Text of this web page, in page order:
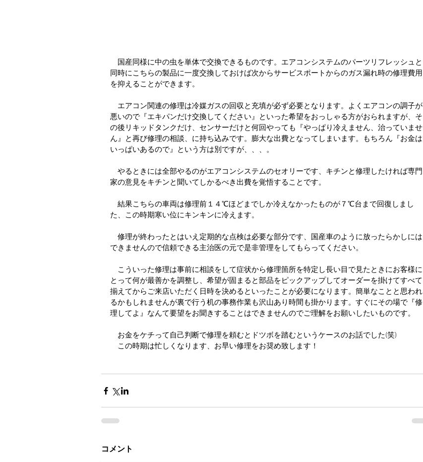
国産同様に中の虫を単体で交換できるものです。エアコンシステムのパーツリフレッシュと
同時にこちらの製品に一度交換しておけば次からサービスポートからのガス漏れ時の修理費用
を抑えることができます。
エアコン関連の修理は冷媒ガスの回収と充填が必ず必要となります。よくエアコンの調子が
悪いので『エキパンだけ交換してください』といった希望をおっしゃる方がおられますが、そ
の後リキッドタンクだけ、センサーだけと何回やっても『やっぱり冷えません、治っていませ
ん』と再び修理の相談、に持ち込みです。膨大な出費となってしまいます。もちろん『お金は
いっぱいあるので』という方は別ですが、、、。
やるときには全部やるのがエアコンシステムのセオリーです、キチンと修理したければ専門
家の意見をキチンと聞いてしかるべき出費を覚悟することです。
結果こちらの車両は修理前１４℃ほどまでしか冷えなかったものが７℃台まで回復しまし
た、この時期寒い位にキンキンに冷えます。
修理が終わったとはいえ定期的な点検は必要な部分です、国産車のように放ったらかしには
できませんので信頼できる主治医の元で是非管理をしてもらってください。
こういった修理は事前に相談をして症状から修理箇所を特定し長い目で見たときにお客様に
とって何が最善かを調整し、希望が固まると部品をピックアップしてオーダーを掛けてすべて
揃えてからご来店いただく日時を決めるといったことが必要になります。簡単なことと思われ
るかもしれませんが裏で行う机の事務作業も沢山あり時間も掛かります。すぐにその場で『修
理してよ』なんて要望をお聞きすることはできませんのでご理解をお願いしたいものです。
お金をケチって自己判断で修理を頼むとドツボを踏むというケースのお話でした(笑)
この時期は忙しくなります、お早い修理をお奨め致します！
コメント